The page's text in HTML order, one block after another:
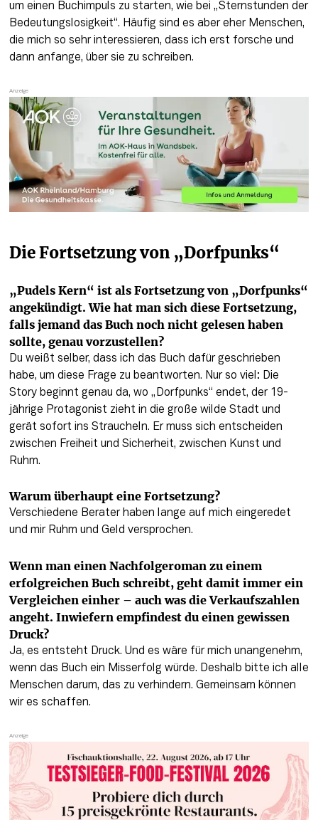
um einen Buchimpuls zu starten, wie bei „Sternstunden der
Bedeutungslosigkeit“. Häufig sind es aber eher Menschen,
die mich so sehr interessieren, dass ich erst forsche und
dann anfange, über sie zu schreiben.
Die Fortsetzung von „Dorfpunks“
„Pudels Kern“ ist als Fortsetzung von „Dorfpunks“
angekündigt. Wie hat man sich diese Fortsetzung,
falls jemand das Buch noch nicht gelesen haben
sollte, genau vorzustellen?
Du weißt selber, dass ich das Buch dafür geschrieben
habe, um diese Frage zu beantworten. Nur so viel: Die
Story beginnt genau da, wo „Dorfpunks“ endet, der 19-
jährige Protagonist zieht in die große wilde Stadt und
gerät sofort ins Straucheln. Er muss sich entscheiden
zwischen Freiheit und Sicherheit, zwischen Kunst und
Ruhm.
Warum überhaupt eine Fortsetzung?
Verschiedene Berater haben lange auf mich eingeredet
und mir Ruhm und Geld versprochen.
Wenn man einen Nachfolgeroman zu einem
erfolgreichen Buch schreibt, geht damit immer ein
Vergleichen einher – auch was die Verkaufszahlen
angeht. Inwiefern empfindest du einen gewissen
Druck?
Ja, es entsteht Druck. Und es wäre für mich unangenehm,
wenn das Buch ein Misserfolg würde. Deshalb bitte ich alle
Menschen darum, das zu verhindern. Gemeinsam können
wir es schaffen.